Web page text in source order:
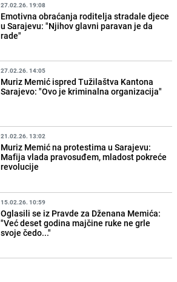
27.02.26. 19:08
Emotivna obraćanja roditelja stradale djece
u Sarajevu: "Njihov glavni paravan je da
rade"
27.02.26. 14:05
Muriz Memić ispred Tužilaštva Kantona
Sarajevo: "Ovo je kriminalna organizacija"
21.02.26. 13:02
Muriz Memić na protestima u Sarajevu:
Mafija vlada pravosuđem, mladost pokreće
revolucije
15.02.26. 10:59
Oglasili se iz Pravde za Dženana Memića:
"Već deset godina majčine ruke ne grle
svoje čedo..."